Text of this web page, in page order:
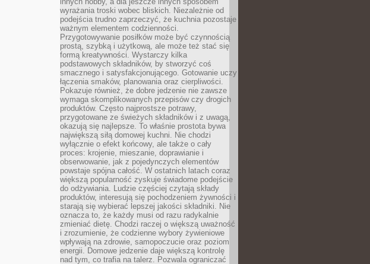
wyrażania troski wobec bliskich. Niezależnie od
podejścia trudno zaprzeczyć, że kuchnia pozostaje
ważnym elementem codzienności.
Przygotowywanie posiłków może być czynnością
prostą, szybką i użytkową, ale może też stać się
formą kreatywności. Wystarczy kilka
podstawowych składników, by stworzyć coś
smacznego i satysfakcjonującego. Gotowanie uczy
łączenia smaków, planowania oraz cierpliwości.
Pokazuje również, że dobre jedzenie nie zawsze
wymaga skomplikowanych przepisów czy drogich
produktów. Często najprostsze potrawy,
przygotowane ze świeżych składników i z uwagą,
okazują się najlepsze. To właśnie prostota bywa
największą siłą domowej kuchni. Nie chodzi
wyłącznie o efekt końcowy, ale także o cały
proces: krojenie, mieszanie, doprawianie i
obserwowanie, jak z pojedynczych elementów
powstaje spójna całość. W ostatnich latach coraz
większą popularność zyskuje świadome podejście
do odżywiania. Ludzie częściej czytają składy
produktów, interesują się pochodzeniem żywności i
starają się wybierać lepszej jakości składniki. Nie
oznacza to, że każdy musi od razu radykalnie
zmieniać dietę. Chodzi raczej o większą uważność
i zrozumienie, że codzienne wybory żywieniowe
wpływają na zdrowie, samopoczucie oraz poziom
energii. Domowe jedzenie daje większą kontrolę
nad tym, co trafia na talerz. Pozwala ograniczać